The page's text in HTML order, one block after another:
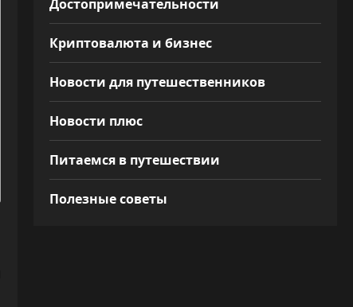
Криптовалюта и бизнес
Новости для путешественников
Новости плюс
Питаемся в путешествии
Полезные советы